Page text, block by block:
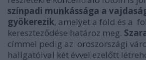
színpadi munkássága a
gyökerezik, amelyet a föld és a
kereszteződése határoz meg.
címmel pedig az oroszországi
hallgatóival két évvel ezelőtt